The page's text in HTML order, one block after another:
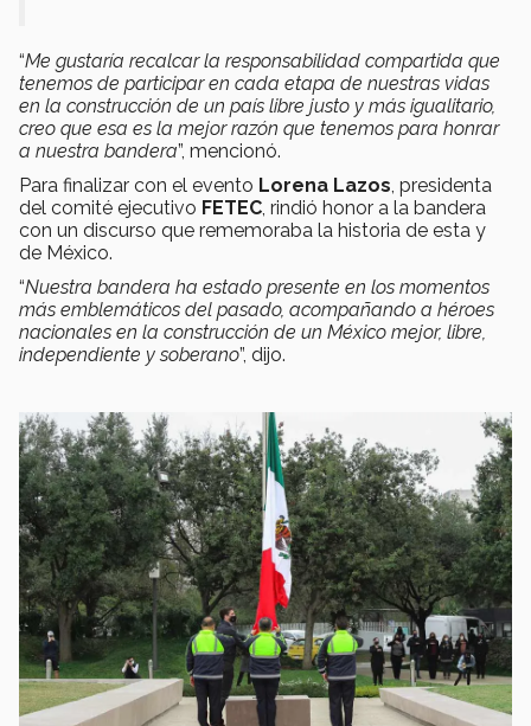
“Me gustaría recalcar la responsabilidad compartida que
tenemos de participar en cada etapa de nuestras vidas
en la construcción de un país libre justo y más igualitario,
creo que esa es la mejor razón que tenemos para honrar
a nuestra bandera”, mencionó.
Para finalizar con el evento Lorena Lazos, presidenta
del comité ejecutivo FETEC, rindió honor a la bandera
con un discurso que rememoraba la historia de esta y
de México.
“Nuestra bandera ha estado presente en los momentos
más emblemáticos del pasado, acompañando a héroes
nacionales en la construcción de un México mejor, libre,
independiente y soberano”, dijo.